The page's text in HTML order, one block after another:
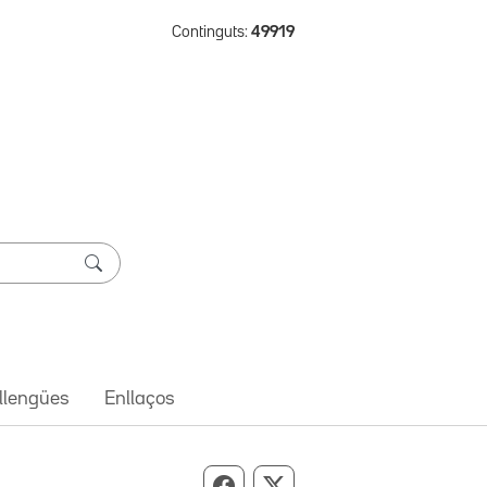
Continguts: 49919
Enllaços